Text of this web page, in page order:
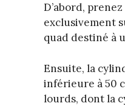
D’abord,
exclusivement
quad destiné à
Ensuite, la
inférieure à 50
lourds, dont la